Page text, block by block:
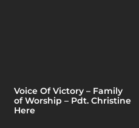
Voice Of Victory – Family
of Worship – Pdt. Christine
Here